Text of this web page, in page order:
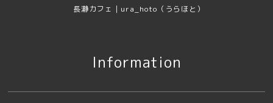
長瀞カフェ｜ura_hoto（うらほと）
Information